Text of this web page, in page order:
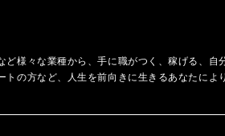
様々な業種から、手に職がつく、稼げる、自
の方など、人生を前向きに生きるあなたによ